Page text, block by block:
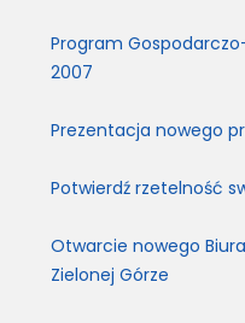
Program
2007
Prezentacja nowego
Potwierdź rzetelność
Otwarcie nowego
Zielonej Górze